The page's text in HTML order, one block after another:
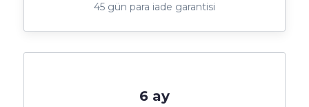
45 gün para iade garantisi
6 ay